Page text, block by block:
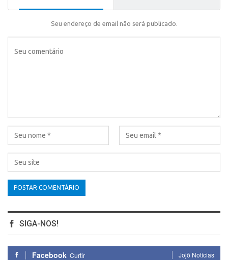
Seu endereço de email não será publicado.
SIGA-NOS!
Facebook Curtir Jojô Notícias